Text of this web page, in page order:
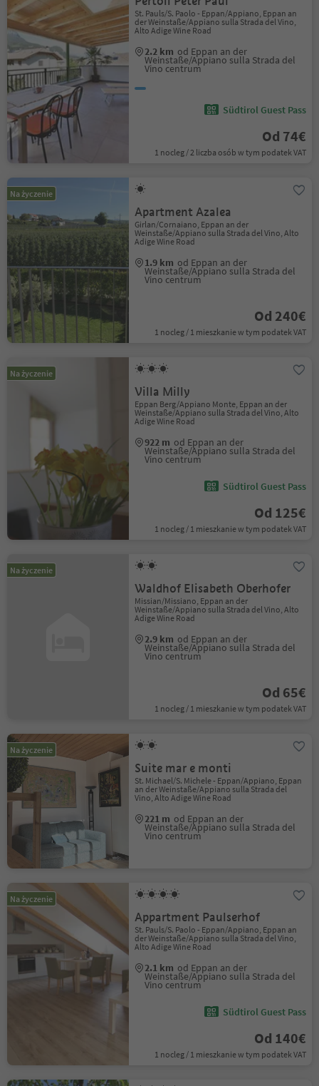
St. Pauls/S. Paolo - Eppan/Appiano, Eppan an
der Weinstaße/Appiano sulla Strada del Vino,
Alto Adige Wine Road
2.2 km od Eppan an der
Weinstaße/Appiano sulla Strada del
Vino centrum
Südtirol Guest Pass
Od 74€
1 nocleg / 2 liczba osób w tym podatek VAT
Na życzenie
Apartment Azalea
Girlan/Cornaiano, Eppan an der
Weinstaße/Appiano sulla Strada del Vino, Alto
Adige Wine Road
1.9 km od Eppan an der
Weinstaße/Appiano sulla Strada del
Vino centrum
Od 240€
1 nocleg / 1 mieszkanie w tym podatek VAT
Na życzenie
Villa Milly
Eppan Berg/Appiano Monte, Eppan an der
Weinstaße/Appiano sulla Strada del Vino, Alto
Adige Wine Road
922 m od Eppan an der
Weinstaße/Appiano sulla Strada del
Vino centrum
Südtirol Guest Pass
Od 125€
1 nocleg / 1 mieszkanie w tym podatek VAT
Na życzenie
Waldhof Elisabeth Oberhofer
Missian/Missiano, Eppan an der
Weinstaße/Appiano sulla Strada del Vino, Alto
Adige Wine Road
2.9 km od Eppan an der
Weinstaße/Appiano sulla Strada del
Vino centrum
Od 65€
1 nocleg / 1 mieszkanie w tym podatek VAT
Na życzenie
Suite mar e monti
St. Michael/S. Michele - Eppan/Appiano, Eppan
an der Weinstaße/Appiano sulla Strada del
Vino, Alto Adige Wine Road
221 m od Eppan an der
Weinstaße/Appiano sulla Strada del
Vino centrum
Na życzenie
Appartment Paulserhof
St. Pauls/S. Paolo - Eppan/Appiano, Eppan an
der Weinstaße/Appiano sulla Strada del Vino,
Alto Adige Wine Road
2.1 km od Eppan an der
Weinstaße/Appiano sulla Strada del
Vino centrum
Südtirol Guest Pass
Od 140€
1 nocleg / 1 mieszkanie w tym podatek VAT